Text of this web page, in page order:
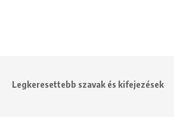
Legkeresettebb szavak és kifejezések